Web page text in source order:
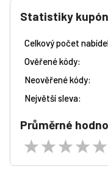
Statistiky
Celkový počet
Ověřené kódy:
Neověřené kódy:
Největší sleva:
Průměrné